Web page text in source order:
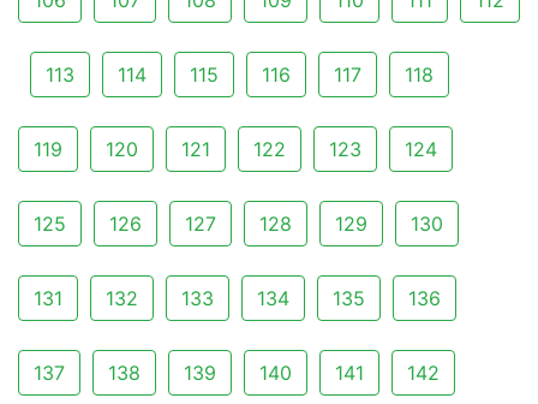
113 114 115 116 117 118
119 120 121 122 123 124
125 126 127 128 129 130
131 132 133 134 135 136
137 138 139 140 141 142